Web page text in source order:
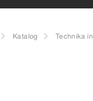
Katalog Technika